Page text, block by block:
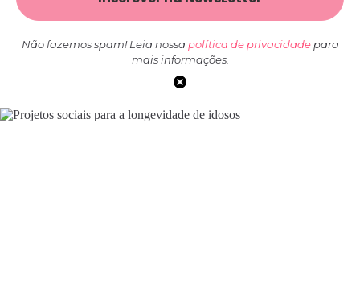
Não fazemos spam! Leia nossa política de privacidadepara
mais informações.